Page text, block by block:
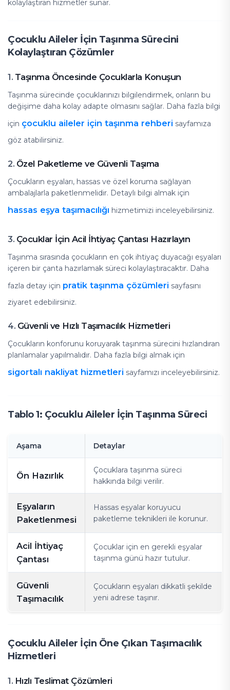
kolaylaştıran hizmetler sunar.
Çocuklu Aileler İçin Taşınma Sürecini
Kolaylaştıran Çözümler
1. Taşınma Öncesinde Çocuklarla Konuşun
Taşınma sürecinde çocuklarınızı bilgilendirmek, onların bu
değişime daha kolay adapte olmasını sağlar. Daha fazla bilgi
için çocuklu aileler için taşınma rehberi sayfamıza
göz atabilirsiniz.
2. Özel Paketleme ve Güvenli Taşıma
Çocukların eşyaları, hassas ve özel koruma sağlayan
ambalajlarla paketlenmelidir. Detaylı bilgi almak için
hassas eşya taşımacılığı hizmetimizi inceleyebilirsiniz.
3. Çocuklar İçin Acil İhtiyaç Çantası Hazırlayın
Taşınma sırasında çocukların en çok ihtiyaç duyacağı eşyaları
içeren bir çanta hazırlamak süreci kolaylaştıracaktır. Daha
fazla detay için pratik taşınma çözümleri sayfasını
ziyaret edebilirsiniz.
4. Güvenli ve Hızlı Taşımacılık Hizmetleri
Çocukların konforunu koruyarak taşınma sürecini hızlandıran
planlamalar yapılmalıdır. Daha fazla bilgi almak için
sigortalı nakliyat hizmetleri sayfamızı inceleyebilirsiniz.
Tablo 1: Çocuklu Aileler İçin Taşınma Süreci
Aşama Detaylar
Ön Hazırlık
Çocuklara taşınma süreci
hakkında bilgi verilir.
Eşyaların
Paketlenmesi
Hassas eşyalar koruyucu
paketleme teknikleri ile korunur.
Acil İhtiyaç
Çantası
Çocuklar için en gerekli eşyalar
taşınma günü hazır tutulur.
Güvenli
Taşımacılık
Çocukların eşyaları dikkatli şekilde
yeni adrese taşınır.
Çocuklu Aileler İçin Öne Çıkan Taşımacılık
Hizmetleri
1. Hızlı Teslimat Çözümleri